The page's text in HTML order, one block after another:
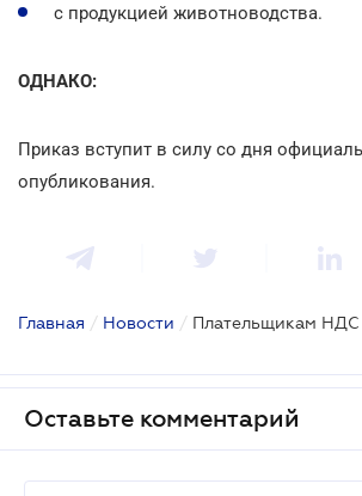
с продукцией животноводства.
ОДНАКО:
Приказ вступит в силу со дня
опубликования.
Главная / Новости / Плательщикам НДС
Оставьте комментарий